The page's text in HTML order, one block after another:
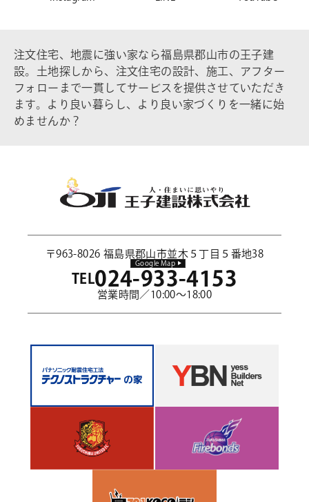
注文住宅、地震に強い家なら福島県郡山市の王子建
設。土地探しから、注文住宅の設計、施工、アフター
フォローまで一貫してサービスを提供させていただき
ます。より良い暮らし、より良い家づくりを一緒に始
めませんか？
〒963-8026 福島県郡山市並木５丁目５番地38
Google Map
TEL024-933-4153
営業時間／10:00～18:00